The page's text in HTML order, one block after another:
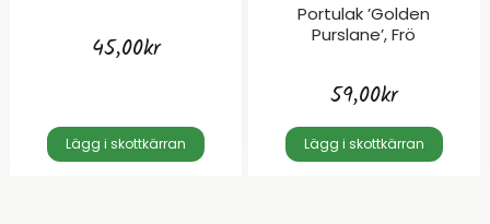
45,00kr
Lägg i skottkärran
Portulak ’Golden
Purslane’, Frö
59,00kr
Lägg i skottkärran